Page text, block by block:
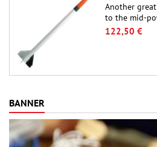
Another
to the mid-
famous
and peefect
122,50 €
BANNER